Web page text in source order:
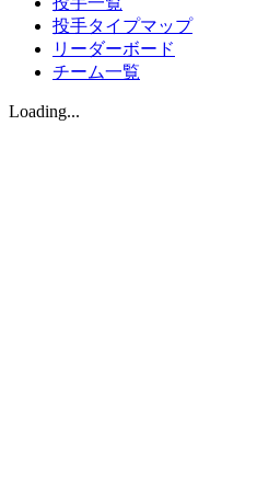
投手タイプマップ
リーダーボード
チーム一覧
Loading...